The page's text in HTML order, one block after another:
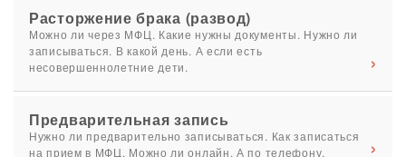
Расторжение брака (развод)
Можно ли через МФЦ. Какие нужны документы. Нужно ли
записываться. В какой день. А если есть
несовершеннолетние дети.
Предварительная запись
Нужно ли предварительно записываться. Как записаться
на прием в МФЦ. Можно ли онлайн. А по телефону.